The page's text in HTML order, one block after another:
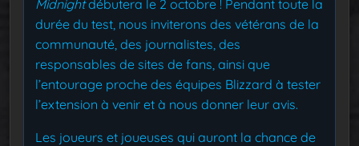
Midnightdébutera le 2 octobre ! Pendant toute la
durée du test, nous inviterons des vétérans de la
communauté, des journalistes, des
responsables de sites de fans, ainsi que
l’entourage proche des équipes Blizzard à tester
l’extension à venir et à nous donner leur avis.
Les joueurs et joueuses qui auront la chance de